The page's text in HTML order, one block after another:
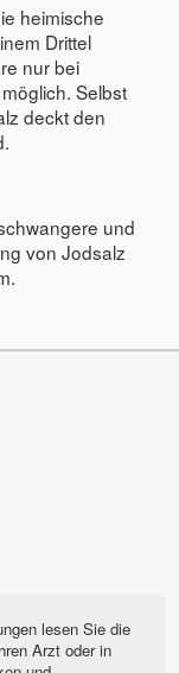
heimische
Drittel
nur bei
Selbst
deckt den
und
von Jodsalz
lesen Sie die
Arzt oder in